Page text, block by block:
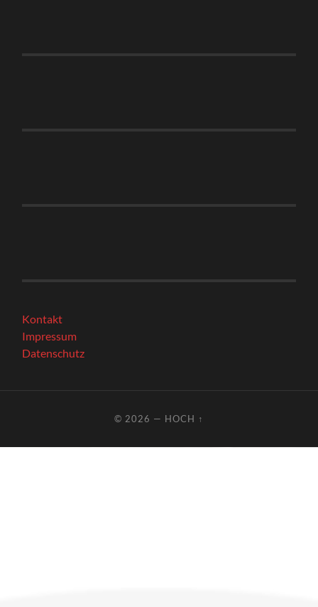
Kontakt
Impressum
Datenschutz
© 2026 — HOCH ↑